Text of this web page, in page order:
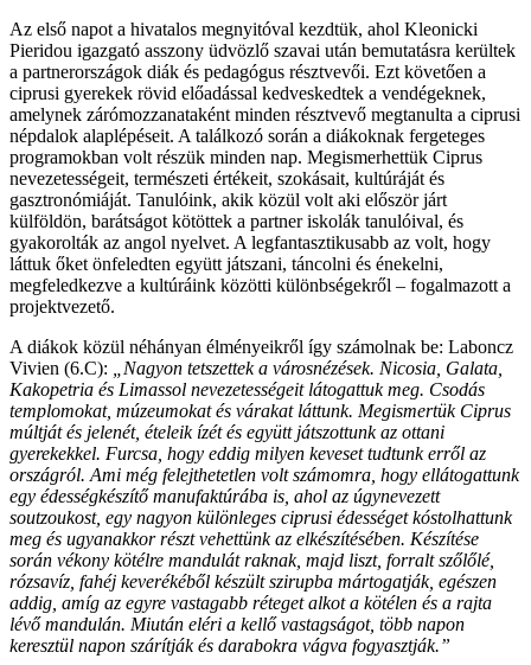
Az első napot a hivatalos megnyitóval kezdtük, ahol Kleonicki
Pieridou igazgató asszony üdvözlő szavai után bemutatásra kerültek
a partnerországok diák és pedagógus résztvevői. Ezt követően a
ciprusi gyerekek rövid előadással kedveskedtek a vendégeknek,
amelynek zárómozzanataként minden résztvevő megtanulta a ciprusi
népdalok alaplépéseit. A találkozó során a diákoknak fergeteges
programokban volt részük minden nap. Megismerhettük Ciprus
nevezetességeit, természeti értékeit, szokásait, kultúráját és
gasztronómiáját. Tanulóink, akik közül volt aki először járt
külföldön, barátságot kötöttek a partner iskolák tanulóival, és
gyakorolták az angol nyelvet. A legfantasztikusabb az volt, hogy
láttuk őket önfeledten együtt játszani, táncolni és énekelni,
megfeledkezve a kultúráink közötti különbségekről – fogalmazott a
projektvezető.
A diákok közül néhányan élményeikről így számolnak be: Laboncz
Vivien (6.C): „Nagyon tetszettek a városnézések. Nicosia, Galata,
Kakopetria és Limassol nevezetességeit látogattuk meg. Csodás
templomokat, múzeumokat és várakat láttunk. Megismertük Ciprus
múltját és jelenét, ételeik ízét és együtt játszottunk az ottani
gyerekekkel. Furcsa, hogy eddig milyen keveset tudtunk erről az
országról. Ami még felejthetetlen volt számomra, hogy ellátogattunk
egy édességkészítő manufaktúrába is, ahol az úgynevezett
soutzoukost, egy nagyon különleges ciprusi édességet kóstolhattunk
meg és ugyanakkor részt vehettünk az elkészítésében. Készítése
során vékony kötélre mandulát raknak, majd liszt, forralt szőlőlé,
rózsavíz, fahéj keverékéből készült szirupba mártogatják, egészen
addig, amíg az egyre vastagabb réteget alkot a kötélen és a rajta
lévő mandulán. Miután eléri a kellő vastagságot, több napon
keresztül napon szárítják és darabokra vágva fogyasztják.”